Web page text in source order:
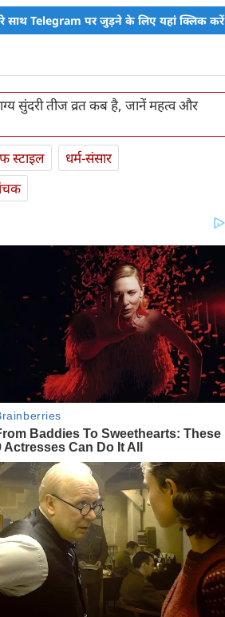
साथ Telegram पर जुड़ने के लिए यहां क्लिक करें
सुंदरी तीज व्रत कब है, जानें महत्व और
स्‍टाइल
धर्म-संसार